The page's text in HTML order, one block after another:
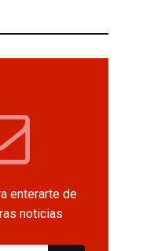
enterarte de
noticias